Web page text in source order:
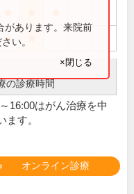
★ ★
★
の診療時間
があります。来院前
い。
×閉じる
16:00はがん治療を中
ます。
オンライン診療